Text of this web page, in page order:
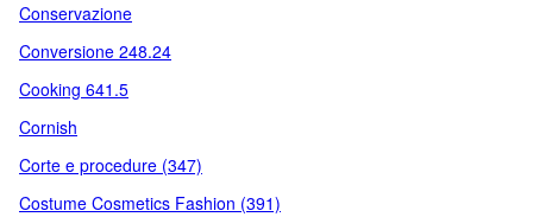
Conservazione
Conversione 248.24
Cooking 641.5
Cornish
Corte e procedure (347)
Costume Cosmetics Fashion (391)